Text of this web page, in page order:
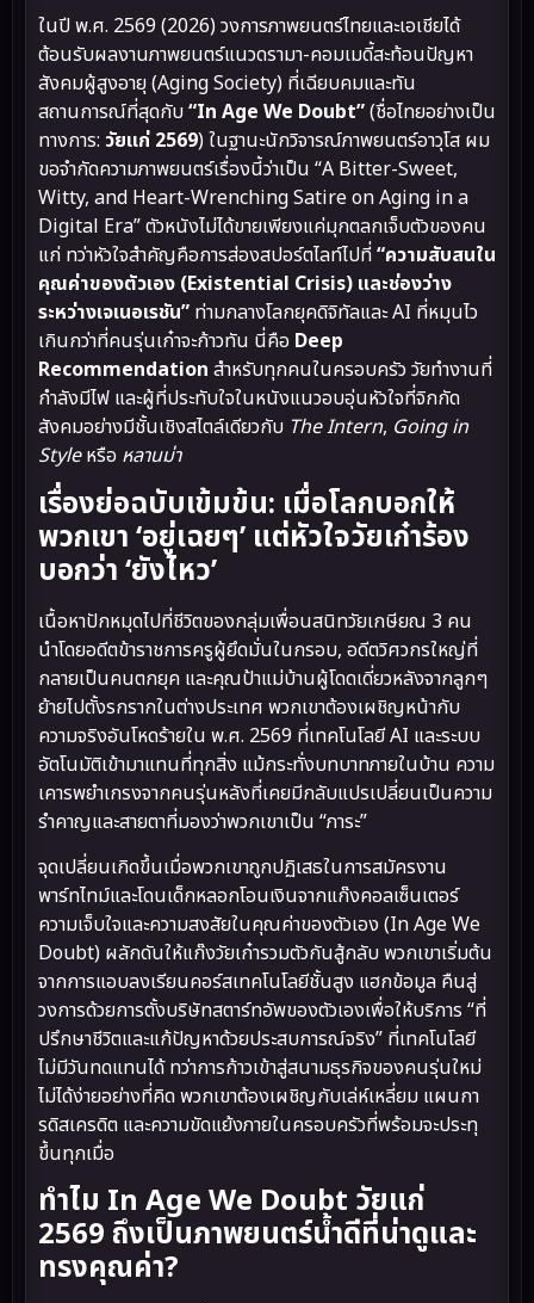
ในปี พ.ศ. 2569 (2026) วงการภาพยนตร์ไทยและเอเชียได้
ต้อนรับผลงานภาพยนตร์แนวดรามา-คอมเมดี้สะท้อนปัญหา
สังคมผู้สูงอายุ (Aging Society) ที่เฉียบคมและทัน
สถานการณ์ที่สุดกับ“In Age We Doubt”(ชื่อไทยอย่างเป็น
ทางการ: วัยแก่ 2569) ในฐานะนักวิจารณ์ภาพยนตร์อาวุโส ผม
ขอจำกัดความภาพยนตร์เรื่องนี้ว่าเป็น “A Bitter-Sweet,
Witty, and Heart-Wrenching Satire on Aging in a
Digital Era” ตัวหนังไม่ได้ขายเพียงแค่มุกตลกเจ็บตัวของคน
แก่ ทว่าหัวใจสำคัญคือการส่องสปอร์ตไลท์ไปที่“ความสับสนใน
คุณค่าของตัวเอง (Existential Crisis) และช่องว่าง
ระหว่างเจเนอเรชัน” ท่ามกลางโลกยุคดิจิทัลและ AI ที่หมุนไว
เกินกว่าที่คนรุ่นเก๋าจะก้าวทัน นี่คือ Deep
Recommendation สำหรับทุกคนในครอบครัว วัยทำงานที่
กำลังมีไฟ และผู้ที่ประทับใจในหนังแนวอบอุ่นหัวใจที่จิกกัด
สังคมอย่างมีชั้นเชิงสไตล์เดียวกับ The Intern, Going in
Styleหรือ หลานม่า
เรื่องย่อฉบับเข้มข้น: เมื่อโลกบอกให้
พวกเขา ‘อยู่เฉยๆ’ แต่หัวใจวัยเก๋าร้อง
บอกว่า ‘ยังไหว’
เนื้อหาปักหมุดไปที่ชีวิตของกลุ่มเพื่อนสนิทวัยเกษียณ 3 คน
นำโดยอดีตข้าราชการครูผู้ยึดมั่นในกรอบ, อดีตวิศวกรใหญ่ที่
กลายเป็นคนตกยุค และคุณป้าแม่บ้านผู้โดดเดี่ยวหลังจากลูกๆ
ย้ายไปตั้งรกรากในต่างประเทศ พวกเขาต้องเผชิญหน้ากับ
ความจริงอันโหดร้ายใน พ.ศ. 2569 ที่เทคโนโลยี AI และระบบ
อัตโนมัติเข้ามาแทนที่ทุกสิ่ง แม้กระทั่งบทบาทภายในบ้าน ความ
เคารพยำเกรงจากคนรุ่นหลังที่เคยมีกลับแปรเปลี่ยนเป็นความ
รำคาญและสายตาที่มองว่าพวกเขาเป็น “ภาระ”
จุดเปลี่ยนเกิดขึ้นเมื่อพวกเขาถูกปฏิเสธในการสมัครงาน
พาร์ทไทม์และโดนเด็กหลอกโอนเงินจากแก๊งคอลเซ็นเตอร์
ความเจ็บใจและความสงสัยในคุณค่าของตัวเอง (In Age We
Doubt) ผลักดันให้แก๊งวัยเก๋ารวมตัวกันสู้กลับ พวกเขาเริ่มต้น
จากการแอบลงเรียนคอร์สเทคโนโลยีชั้นสูง แฮกข้อมูล คืนสู่
วงการด้วยการตั้งบริษัทสตาร์ทอัพของตัวเองเพื่อให้บริการ “ที่
ปรึกษาชีวิตและแก้ปัญหาด้วยประสบการณ์จริง” ที่เทคโนโลยี
ไม่มีวันทดแทนได้ ทว่าการก้าวเข้าสู่สนามธุรกิจของคนรุ่นใหม่
ไม่ได้ง่ายอย่างที่คิด พวกเขาต้องเผชิญกับเล่ห์เหลี่ยม แผนกา
รดิสเครดิต และความขัดแย้งภายในครอบครัวที่พร้อมจะประทุ
ขึ้นทุกเมื่อ
ทำไม In Age We Doubt วัยแก่
2569 ถึงเป็นภาพยนตร์น้ำดีที่น่าดูและ
ทรงคุณค่า?